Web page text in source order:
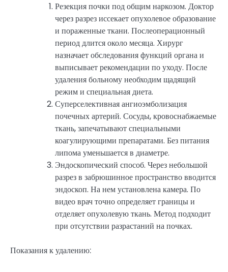
Резекция почки под общим наркозом. Доктор
через разрез иссекает опухолевое образование
и пораженные ткани. Послеоперационный
период длится около месяца. Хирург
назначает обследования функций органа и
выписывает рекомендации по уходу. После
удаления больному необходим щадящий
режим и специальная диета.
Суперселективная ангиоэмболизация
почечных артерий. Сосуды, кровоснабжаемые
ткань, запечатывают специальными
коагулирующими препаратами. Без питания
липома уменьшается в диаметре.
Эндоскопический способ. Через небольшой
разрез в забрюшинное пространство вводится
эндоскоп. На нем установлена камера. По
видео врач точно определяет границы и
отделяет опухолевую ткань. Метод подходит
при отсутствии разрастаний на почках.
Показания к удалению: